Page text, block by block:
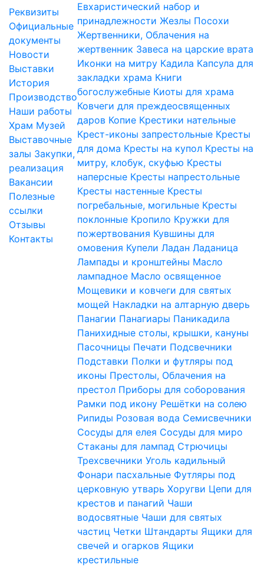
Реквизиты
Официальные
документы
Новости
Выставки
История
Производство
Наши работы
Храм Музей
Выставочные
залы Закупки,
реализация
Вакансии
Полезные
ссылки
Отзывы
Контакты
Евхаристический набор и
принадлежности Жезлы Посохи
Жертвенники, Облачения на
жертвенник Завеса на царские врата
Иконки на митру Кадила Капсула для
закладки храма Книги
богослужебные Киоты для храма
Ковчеги для преждеосвященных
даров Копие Крестики нательные
Крест-иконы запрестольные Кресты
для дома Кресты на купол Кресты на
митру, клобук, скуфью Кресты
наперсные Кресты напрестольные
Кресты настенные Кресты
погребальные, могильные Кресты
поклонные Кропило Кружки для
пожертвования Кувшины для
омовения Купели Ладан Ладаница
Лампады и кронштейны Масло
лампадное Масло освященное
Мощевики и ковчеги для святых
мощей Накладки на алтарную дверь
Панагии Панагиары Паникадила
Панихидные столы, крышки, кануны
Пасочницы Печати Подсвечники
Подставки Полки и футляры под
иконы Престолы, Облачения на
престол Приборы для соборования
Рамки под икону Решётки на солею
Рипиды Розовая вода Семисвечники
Сосуды для елея Сосуды для миро
Стаканы для лампад Стрючицы
Трехсвечники Уголь кадильный
Фонари пасхальные Футляры под
церковную утварь Хоругви Цепи для
крестов и панагий Чаши
водосвятные Чаши для святых
частиц Четки Штандарты Ящики для
свечей и огарков Ящики
крестильные